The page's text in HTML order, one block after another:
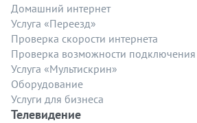
Домашний интернет
Услуга «Переезд»
Проверка скорости интернета
Проверка возможности подключения
Услуга «Мультискрин»
Оборудование
Услуги для бизнеса
Телевидение